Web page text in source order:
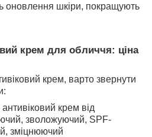
оновлення шкіри, покращують
крем для обличчя: ціна
крем, варто звернути
антивіковий крем від
зволожуючий, SPF-
зміцнюючий